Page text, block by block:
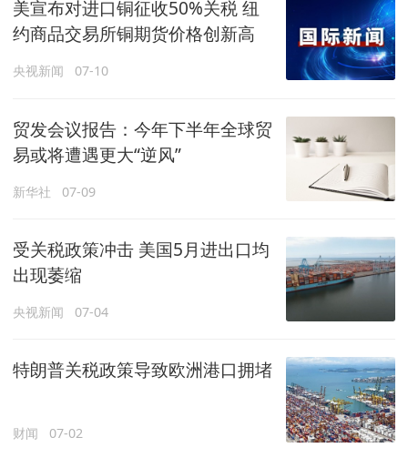
美宣布对进口铜征收50%关税 纽
约商品交易所铜期货价格创新高
央视新闻 07-10
贸发会议报告：今年下半年全球贸
易或将遭遇更大“逆风”
新华社 07-09
受关税政策冲击 美国5月进出口均
出现萎缩
央视新闻 07-04
特朗普关税政策导致欧洲港口拥堵
财闻 07-02